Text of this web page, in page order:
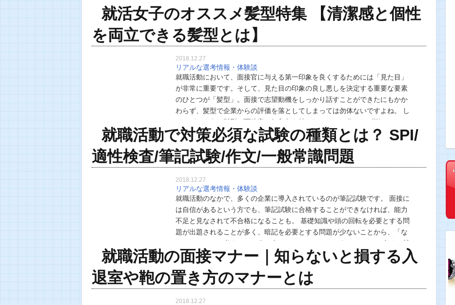
う人も少なくないでしょう。そこで今回は例文を紹介し…
就活女子のオススメ髪型特集 【清潔感と個性
を両立できる髪型とは】
2018.12.27
リアルな選考情報・体験談
就職活動において、面接官に与える第一印象を良くするためには「見た目」
が非常に重要です。そして、見た目の印象の良し悪しを決定する重要な要素
のひとつが「髪型」。面接で志望動機をしっかり話すことができたにもかか
わらず、髪型で企業からの評価を落としてしまっては勿体ないですよね。 し
かしどのような髪型が面接官に好印象を持たれるのか、分からず悩んでいる
方も多いのではないでしょうか。特に女性の場合、髪型のバリエ…
就職活動で対策必須な試験の種類とは？ SPI/
適性検査/筆記試験/作文/一般常識問題
2018.12.27
リアルな選考情報・体験談
就職活動のなかで、多くの企業に導入されているのが筆記試験です。 面接に
は自信があるという方でも、筆記試験に合格することができなければ、能力
不足と見なされて不合格になることも。 基礎知識や頭の回転を必要とする問
題が出題されることが多く、暗記を必要とする問題が少ないことから、「な
んとかなる」と考えている人も多いのではないでしょうか。 しかし多くの就
活生が筆記試験で落ちているのも事実です。「面接は完璧だ…
就職活動の面接マナー｜知らないと損する入
退室や鞄の置き方のマナーとは
2018.12.27